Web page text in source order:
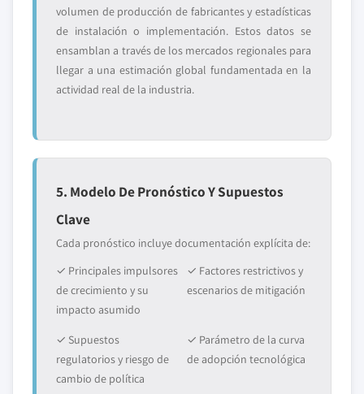
volumen de producción de fabricantes y estadísticas
de instalación o implementación. Estos datos se
ensamblan a través de los mercados regionales para
llegar a una estimación global fundamentada en la
actividad real de la industria.
5. Modelo De Pronóstico Y Supuestos
Clave
Cada pronóstico incluye documentación explícita de:
✓ Principales impulsores
de crecimiento y su
impacto asumido
✓ Factores restrictivos y
escenarios de mitigación
✓ Supuestos
regulatorios y riesgo de
cambio de política
✓ Parámetro de la curva
de adopción tecnológica